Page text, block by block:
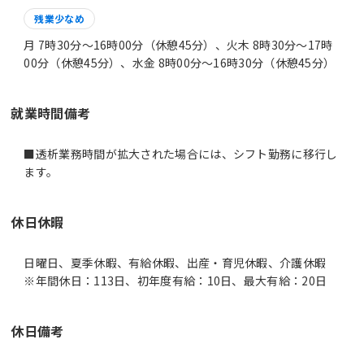
残業少なめ
月 7時30分〜16時00分（休憩45分）、火木 8時30分〜17時
00分（休憩45分）、水金 8時00分〜16時30分（休憩45分）
就業時間備考
■透析業務時間が拡大された場合には、シフト勤務に移行し
休日休暇
日曜日、夏季休暇、有給休暇、出産・育児休暇、介護休暇
※年間休日：113日、初年度有給：10日、最大有給：20日
休日備考